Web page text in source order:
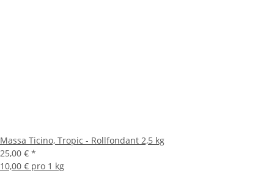
Massa Ticino, Tropic - Rollfondant 2,5 kg
25,00 € *
10,00 € pro 1 kg